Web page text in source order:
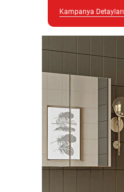
Kampanya Detayları